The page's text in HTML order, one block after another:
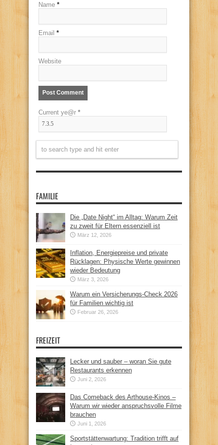
Name *
Email *
Website
Current ye@r *
FAMILIE
Die „Date Night“ im Alltag: Warum Zeit
zu zweit für Eltern essenziell ist
März 12, 2026
Inflation, Energiepreise und private
Rücklagen: Physische Werte gewinnen
wieder Bedeutung
März 3, 2026
Warum ein Versicherungs-Check 2026
für Familien wichtig ist
Februar 26, 2026
FREIZEIT
Lecker und sauber – woran Sie gute
Restaurants erkennen
Juni 2, 2026
Das Comeback des Arthouse-Kinos –
Warum wir wieder anspruchsvolle Filme
brauchen
Juni 1, 2026
Sportstättenwartung: Tradition trifft auf